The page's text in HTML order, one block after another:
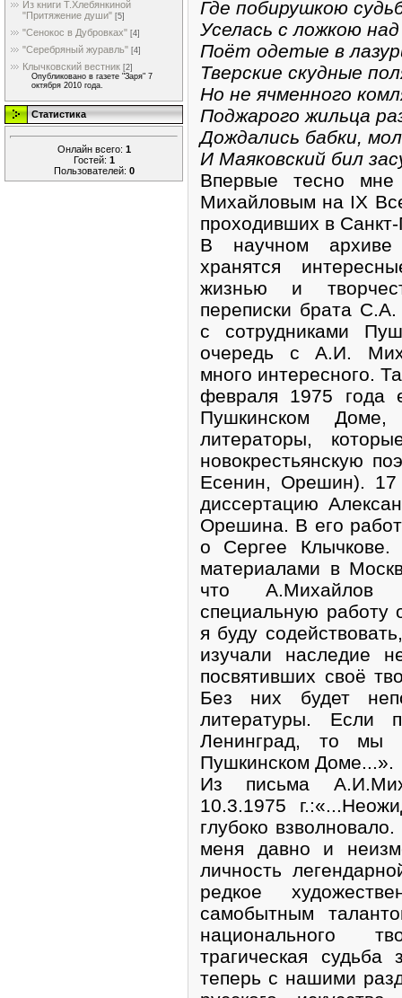
Из книги Т.Хлебянкиной
"Притяжение души" [5]
"Сенокос в Дубровках" [4]
"Серебряный журавль" [4]
Клычковский вестник [2]
Опубликовано в газете "Заря" 7
октября 2010 года.
Статистика
Онлайн всего: 1
Гостей: 1
Пользователей: 0
Где побирушкою
Уселась с ложкою
Поёт одетые в
Тверские скудные
Но не ячменного
Поджарого жильца
Дождались бабки,
И Маяковский бил
Впервые тесно
Михайловым на IX
проходивших в
В научном
хранятся
жизнью и
переписки брата
с сотрудниками
очередь с А.И.
много интересного.
февраля 1975 года
Пушкинском
литераторы,
новокрестьянскую
Есенин, Орешин). 17
диссертацию
Орешина. В его
о Сергее
материалами в
что А.Михайлов
специальную работу
я буду
изучали наследие
посвятивших своё
Без них будет
литературы. Если
Ленинград, то мы
Пушкинском Доме...».
Из письма
10.3.1975
глубоко
меня давно и
личность
редкое
самобытным
национального
трагическая судьба
теперь с нашими